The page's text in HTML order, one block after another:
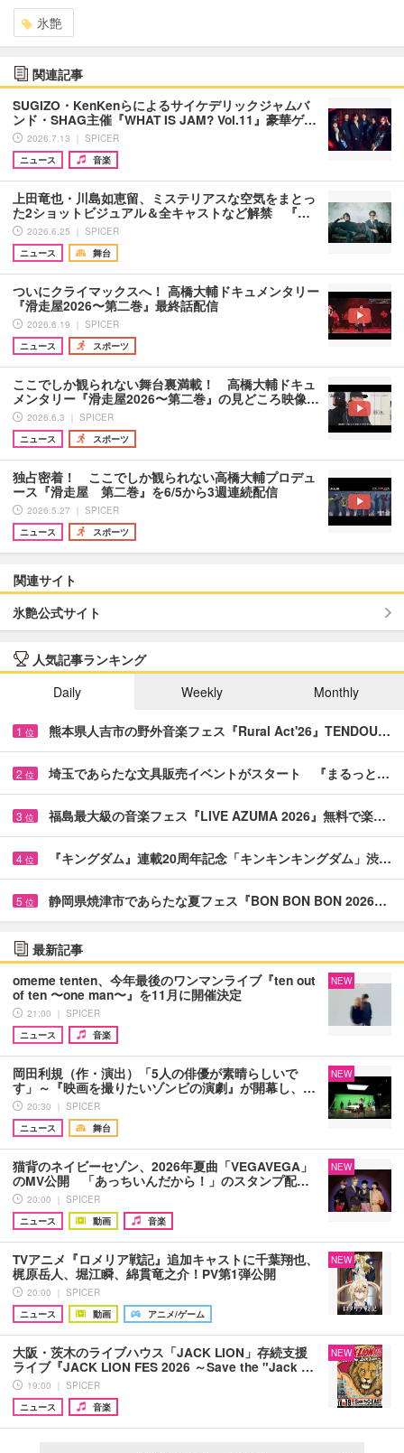
氷艶
関連記事
SUGIZO・KenKenらによるサイケデリックジャムバ
ンド・SHAG主催『WHAT IS JAM? Vol.11』豪華ゲ…
2026.7.13 ｜ SPICER
ニュース
音楽
上田竜也・川島如恵留、ミステリアスな空気をまとっ
た2ショットビジュアル＆全キャストなど解禁 『…
2026.6.25 ｜ SPICER
ニュース
舞台
ついにクライマックスへ！ 高橋大輔ドキュメンタリー
『滑走屋2026〜第二巻』最終話配信
2026.6.19 ｜ SPICER
ニュース
スポーツ
ここでしか観られない舞台裏満載！ 高橋大輔ドキュ
メンタリー『滑走屋2026〜第二巻』の見どころ映像…
2026.6.3 ｜ SPICER
ニュース
スポーツ
独占密着！ ここでしか観られない高橋大輔プロデュ
ース『滑走屋 第二巻』を6/5から3週連続配信
2026.5.27 ｜ SPICER
ニュース
スポーツ
関連サイト
氷艶公式サイト
人気記事ランキング
Daily
Weekly Monthly
1 位 熊本県人吉市の野外音楽フェス『Rural Act'26』TENDOU…
2 位 埼玉であらたな文具販売イベントがスタート 『まるっと…
3 位 福島最大級の音楽フェス『LIVE AZUMA 2026』無料で楽…
4 位 『キングダム』連載20周年記念「キンキンキングダム」渋…
5 位 静岡県焼津市であらたな夏フェス『BON BON BON 2026…
最新記事
omeme tenten、今年最後のワンマンライブ『ten out
of ten 〜one man〜』を11月に開催決定
21:00 ｜ SPICER
ニュース
音楽
NEW
岡田利規（作・演出）「5人の俳優が素晴らしいで
す」～『映画を撮りたいゾンビの演劇』が開幕し、…
20:30 ｜ SPICER
ニュース
舞台
NEW
猫背のネイビーセゾン、2026年夏曲「VEGAVEGA」
のMV公開 「あっちいんだから！」のスタンプ配…
20:00 ｜ SPICER
ニュース
動画 音楽
NEW
TVアニメ『ロメリア戦記』追加キャストに千葉翔也、
梶原岳人、堀江瞬、綿貫竜之介！PV第1弾公開
20:00 ｜ SPICER
ニュース
動画 アニメ/ゲーム
NEW
大阪・茨木のライブハウス「JACK LION」存続支援
ライブ『JACK LION FES 2026 ～Save the "Jack …
19:00 ｜ SPICER
ニュース
音楽
NEW